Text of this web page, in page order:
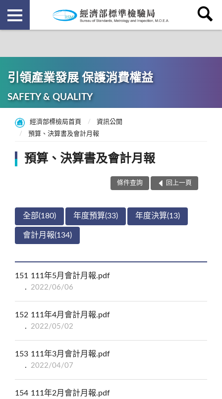
引領產業發展 保護消費權益
SAFETY & QUALITY
經濟部標檢局首頁
資訊公開
預算、決算書及會計月報
預算、決算書及會計月報
條件查詢 回上一頁
全部(180) 年度預算(33) 年度決算(13)
會計月報(134)
151 111年5月會計月報.pdf
2022/06/06
152 111年4月會計月報.pdf
2022/05/02
153 111年3月會計月報.pdf
2022/04/07
154 111年2月會計月報.pdf